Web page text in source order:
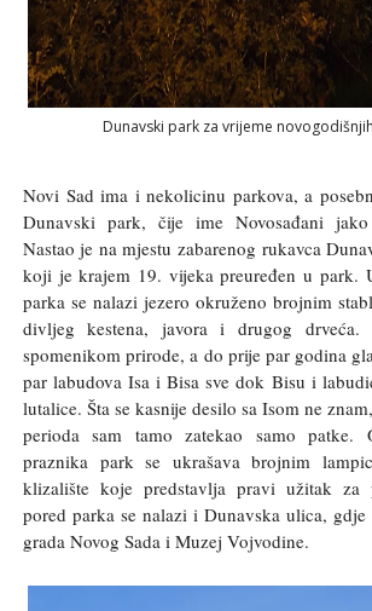
Dunavski park za vrijeme
Novi Sad ima i nekolicinu parkova, a
Dunavski park, čije ime Novosađani
Nastao je na mjestu zabarenog rukavca
koji je krajem 19. vijeka preuređen u park.
parka se nalazi jezero okruženo brojnim
divljeg kestena, javora i drugog drveća.
spomenikom prirode, a do prije par godina
par labudova Isa i Bisa sve dok Bisu i
lutalice. Šta se kasnije desilo sa Isom ne
perioda sam tamo zatekao samo patke.
praznika park se ukrašava brojnim
klizalište koje predstavlja pravi užitak za
pored parka se nalazi i Dunavska ulica, gdje
grada Novog Sada i Muzej Vojvodine.